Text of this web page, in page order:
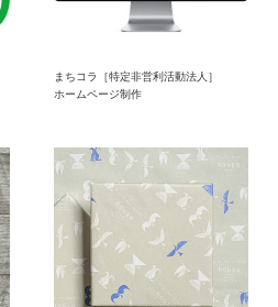
まちコラ［特定非営利活動法人］
ホームページ制作